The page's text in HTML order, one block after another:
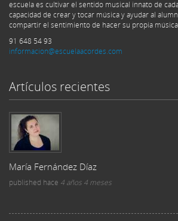
escuela es cultivar el sentido musical innato de
capacidad de crear y tocar música y ayudar al
compartir el sentimiento de hacer su propia
91 648 54 93
informacion@escuelaacordes.com
Artículos recientes
María Fernández Díaz
published hace 4 años 4 meses